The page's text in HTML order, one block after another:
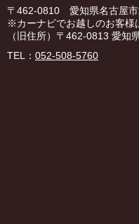
〒462-0810 愛知県名古屋
※カーナビでお越しのお客様
（旧住所）〒462-0813 愛知
TEL： 052-508-5760